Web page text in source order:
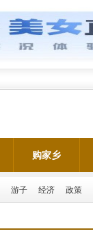
购家乡
游子 经济 政策